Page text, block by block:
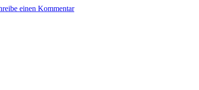
einen Kommentar647: